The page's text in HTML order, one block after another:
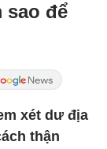
sao để
xét dư địa
thận